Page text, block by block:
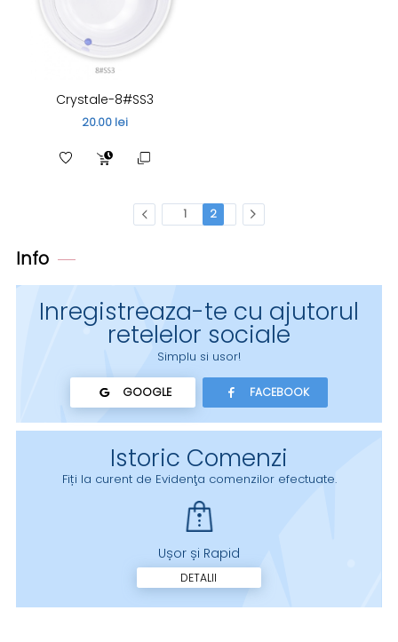
Crystale-8#SS3
20.00 lei
1 2
Info
Inregistreaza-te cu ajutorul
retelelor sociale
Simplu si usor!
GOOGLE FACEBOOK
Istoric Comenzi
Fiți la curent de Evidenţa comenzilor efectuate.
Ușor și Rapid
DETALII